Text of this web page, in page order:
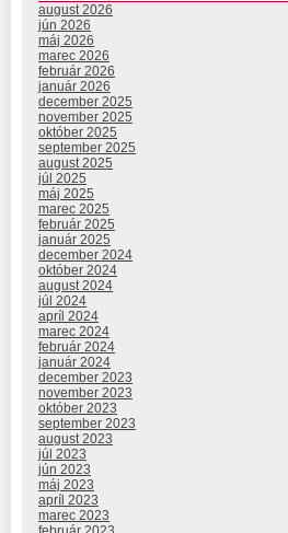
august 2026
jún 2026
máj 2026
marec 2026
február 2026
január 2026
december 2025
november 2025
október 2025
september 2025
august 2025
júl 2025
máj 2025
marec 2025
február 2025
január 2025
december 2024
október 2024
august 2024
júl 2024
apríl 2024
marec 2024
február 2024
január 2024
december 2023
november 2023
október 2023
september 2023
august 2023
júl 2023
jún 2023
máj 2023
apríl 2023
marec 2023